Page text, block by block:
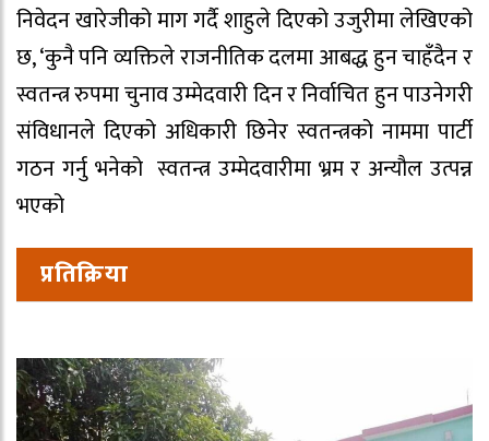
निवेदन खारेजीको माग गर्दै शाहुले दिएको उजुरीमा लेखिएको
छ, ‘कुनै पनि व्यक्तिले राजनीतिक दलमा आबद्ध हुन चाहँदैन र
स्वतन्त्र रुपमा चुनाव उम्मेदवारी दिन र निर्वाचित हुन पाउनेगरी
संविधानले दिएको अधिकारी छिनेर स्वतन्त्रको नाममा पार्टी
गठन गर्नु भनेको स्वतन्त्र उम्मेदवारीमा भ्रम र अन्यौल उत्पन्न
भएको
प्रतिक्रिया